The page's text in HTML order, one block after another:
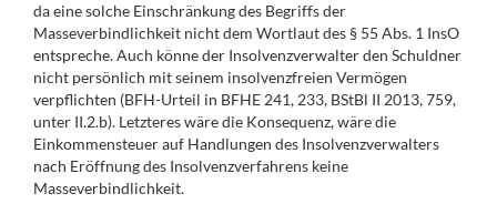
da eine solche Einschränkung des Begriffs der
Masseverbindlichkeit nicht dem Wortlaut des § 55 Abs. 1 InsO
entspreche. Auch könne der Insolvenzverwalter den Schuldner
nicht persönlich mit seinem insolvenzfreien Vermögen
verpflichten (BFH-Urteil in BFHE 241, 233, BStBl II 2013, 759,
unter II.2.b). Letzteres wäre die Konsequenz, wäre die
Einkommensteuer auf Handlungen des Insolvenzverwalters
nach Eröffnung des Insolvenzverfahrens keine
Masseverbindlichkeit.